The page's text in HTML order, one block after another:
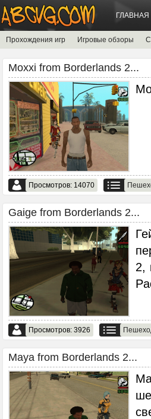
ГЛАВНАЯ
Прохождения игр Игровые обзоры
Moxxi from Borderlands 2...
Просмотров: 14070
Gaige from Borderlands 2...
2,
Просмотров: 3926
Maya from Borderlands 2...